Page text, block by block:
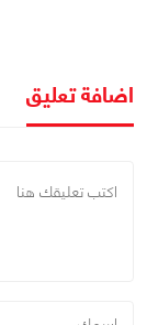
اضافة تعليق